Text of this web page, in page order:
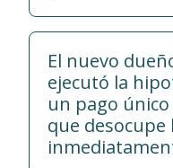
El nuevo
ejecutó la
un pago
que